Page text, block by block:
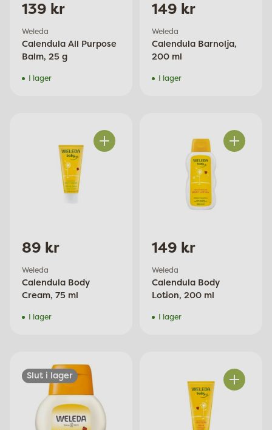
139 kr
Weleda
Calendula All Purpose
Balm, 25 g
I lager
149 kr
Weleda
Calendula Barnolja,
200 ml
I lager
Antal
89 kr
Weleda
Calendula Body
Cream, 75 ml
I lager
Antal
149 kr
Weleda
Calendula Body
Lotion, 200 ml
I lager
Slut i lager
Antal